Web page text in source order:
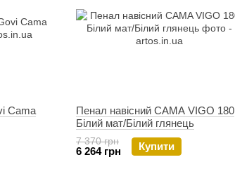
Cama
Пенал навісний CAMA VIGO 180
Білий мат/Білий глянець
7 370 грн
6 264 грн Купити